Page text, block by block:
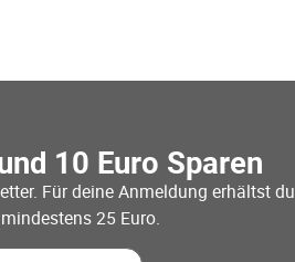
10 Euro Sparen
Für deine Anmeldung erhältst du
25 Euro.